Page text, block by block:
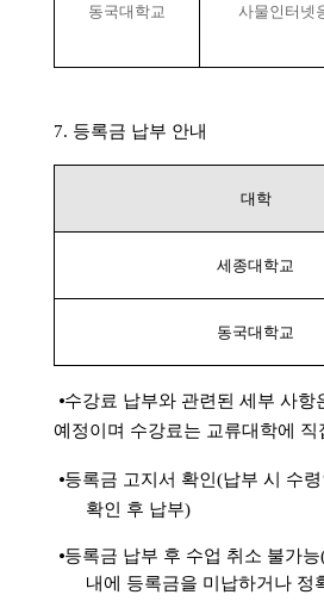
동국대학교 사물인터넷
7. 등록금 납부 안내
대학
세종대학교
동국대학교
⦁수강료 납부와 관련된 세부 사항
예정이며 수강료는 교류대학에
⦁등록금 고지서 확인(납부 시 수령
확인 후 납부)
⦁등록금 납부 후 수업 취소 불가능
내에 등록금을 미납하거나 정